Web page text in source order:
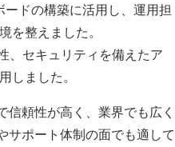
ードの構築に活用し、運用担
を整えました。
、セキュリティを備えたア
しました。
信頼性が高く、業界でも広く
サポート体制の面でも適して